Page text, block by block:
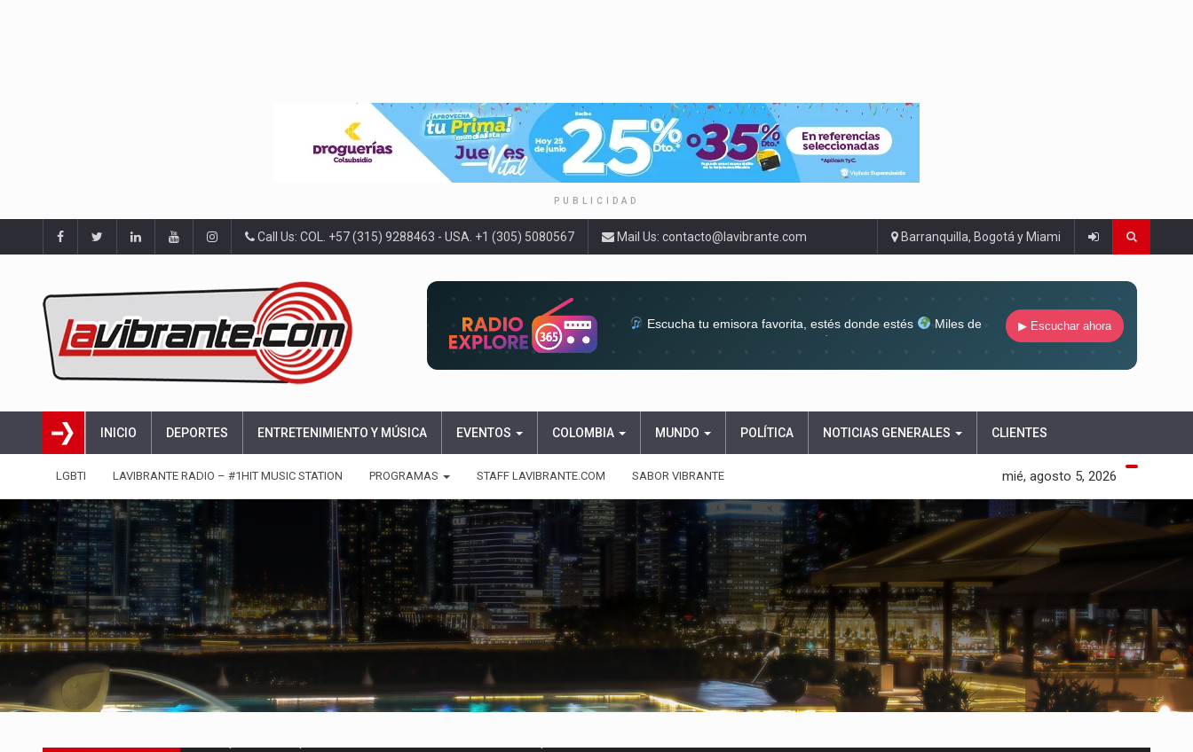
PUBLICIDAD
Call Us: COL. +57 (315) 9288463 - USA. +1 (305) 5080567 Mail Us: contacto@lavibrante.com Barranquilla, Bogotá y Miami
Escucha tu emisora favorita, estés donde estés
Miles de
▶ Escuchar ahora
INICIO DEPORTES ENTRETENIMIENTO Y MÚSICA EVENTOS COLOMBIA MUNDO POLÍTICA NOTICIAS GENERALES CLIENTES
LGBTI LAVIBRANTE RADIO – #1HIT MUSIC STATION PROGRAMAS STAFF LAVIBRANTE.COM SABOR VIBRANTE mié, agosto 5, 2026